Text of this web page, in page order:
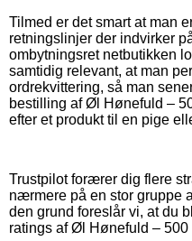
Tilmed er det smart at man
retningslinjer der indvirker
ombytningsret netbutikken
samtidig relevant, at man
ordrekvittering, så man
bestilling af Øl Hønefuld –
efter et produkt til en pige
Trustpilot forærer dig flere
nærmere på en stor gruppe
den grund foreslår vi, at du
ratings af Øl Hønefuld –